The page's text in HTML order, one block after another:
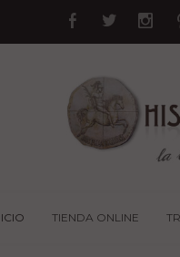
TIENDA ONLINE